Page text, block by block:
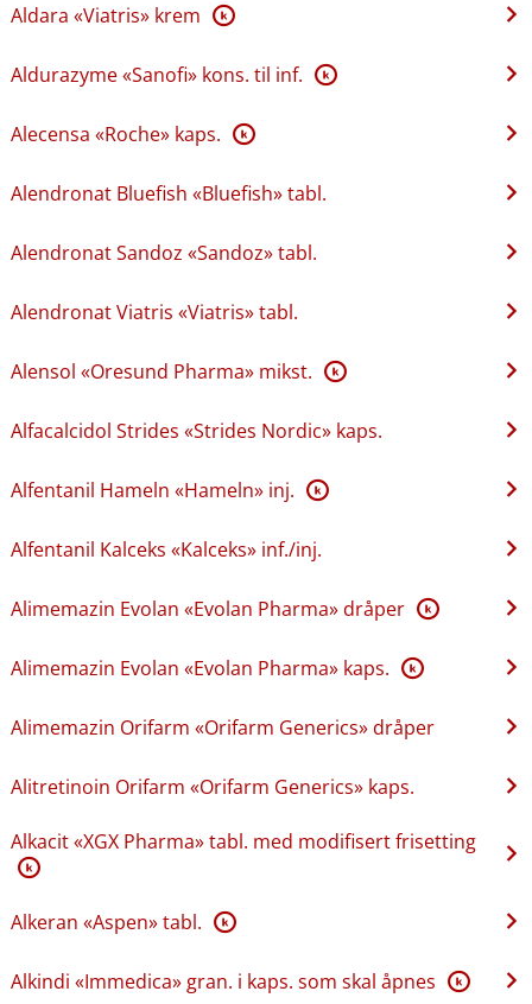
Aldara «Viatris» krem K
Aldurazyme «Sanofi» kons. til inf. K
Alecensa «Roche» kaps. K
Alendronat Bluefish «Bluefish» tabl.
Alendronat Sandoz «Sandoz» tabl.
Alendronat Viatris «Viatris» tabl.
Alensol «Oresund Pharma» mikst. K
Alfacalcidol Strides «Strides Nordic» kaps.
Alfentanil Hameln «Hameln» inj. K
Alfentanil Kalceks «Kalceks» inf.​/​inj.
Alimemazin Evolan «Evolan Pharma» dråper K
Alimemazin Evolan «Evolan Pharma» kaps. K
Alimemazin Orifarm «Orifarm Generics» dråper
Alitretinoin Orifarm «Orifarm Generics» kaps.
Alkacit «XGX Pharma» tabl. med modifisert frisetting
K
Alkeran «Aspen» tabl. K
Alkindi «Immedica» gran. i kaps. som skal åpnes K